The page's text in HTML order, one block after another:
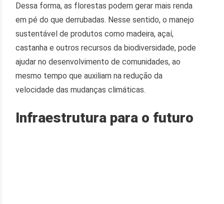
Dessa forma, as florestas podem gerar mais renda
em pé do que derrubadas. Nesse sentido, o manejo
sustentável de produtos como madeira, açaí,
castanha e outros recursos da biodiversidade, pode
ajudar no desenvolvimento de comunidades, ao
mesmo tempo que auxiliam na redução da
velocidade das mudanças climáticas.
Infraestrutura para o futuro